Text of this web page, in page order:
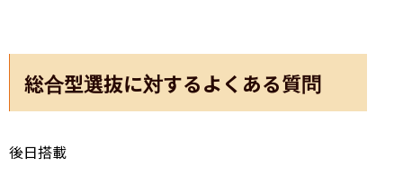
総合型選抜に対するよくある質問
後日搭載